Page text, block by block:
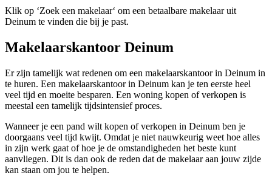
Klik op ‘Zoek een makelaar‘ om een betaalbare makelaar uit
Deinum te vinden die bij je past.
Makelaarskantoor Deinum
Er zijn tamelijk wat redenen om een makelaarskantoor in Deinum in
te huren. Een makelaarskantoor in Deinum kan je ten eerste heel
veel tijd en moeite besparen. Een woning kopen of verkopen is
meestal een tamelijk tijdsintensief proces.
Wanneer je een pand wilt kopen of verkopen in Deinum ben je
doorgaans veel tijd kwijt. Omdat je niet nauwkeurig weet hoe alles
in zijn werk gaat of hoe je de omstandigheden het beste kunt
aanvliegen. Dit is dan ook de reden dat de makelaar aan jouw zijde
kan staan om jou te helpen.